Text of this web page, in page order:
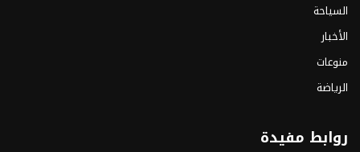
السياحة
الأخبار
منوعات
الرياضة
روابط مفيدة